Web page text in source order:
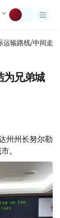
运输路线/中间走廊
为兄弟城
州州长努尔勒
。